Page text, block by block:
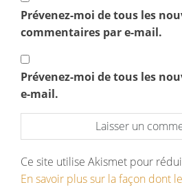
Prévenez-moi de tous les
commentaires par e-mail.
Prévenez-moi de tous les
e-mail.
Ce site utilise Akismet pour
En savoir plus sur la façon dont